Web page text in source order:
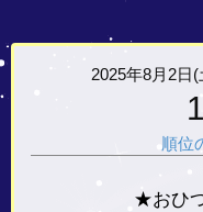
2025年8月2日(
順位
★おひ